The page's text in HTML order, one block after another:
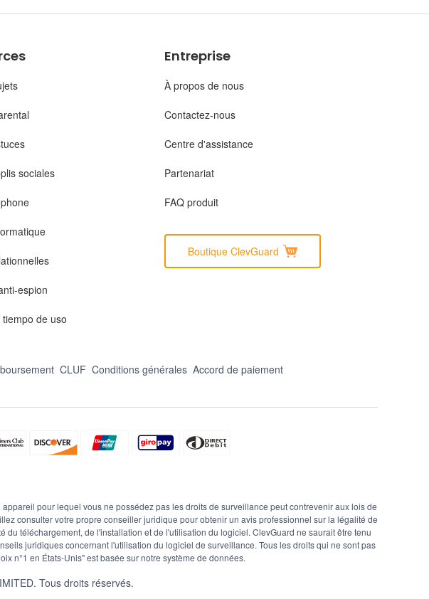
sociales
espion
de uso
Entreprise
À propos de nous
Contactez-nous
Centre d'assistance
Partenariat
FAQ produit
Boutique ClevGuard
CLUF Conditions générales Accord de paiement
pour lequel vous ne possédez pas les droits de surveillance peut contrevenir aux lois de
consulter votre propre conseiller juridique pour obtenir un avis professionnel sur la légalité de
téléchargement, de l'installation et de l'utilisation du logiciel. ClevGuard ne saurait être tenu
juridiques concernant l'utilisation du logiciel de surveillance. Tous les droits qui ne sont pas
n°1 en États-Unis" est basée sur notre système de données.
Tous droits réservés.